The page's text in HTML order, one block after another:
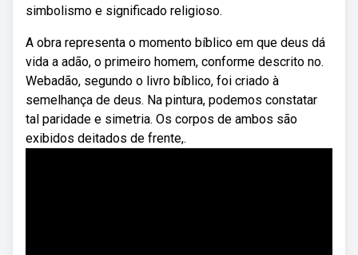
simbolismo e significado religioso.
A obra representa o momento bíblico em que deus dá
vida a adão, o primeiro homem, conforme descrito no.
Webadão, segundo o livro bíblico, foi criado à
semelhança de deus. Na pintura, podemos constatar
tal paridade e simetria. Os corpos de ambos são
exibidos deitados de frente,.